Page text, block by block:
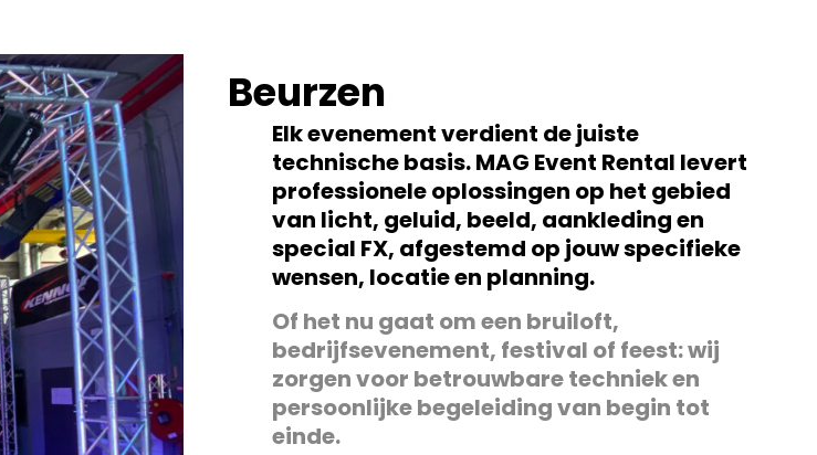
Beurzen
Elk evenement verdient de juiste
technische basis. MAG Event Rental levert
professionele oplossingen op het gebied
van licht, geluid, beeld, aankleding en
special FX, afgestemd op jouw specifieke
wensen, locatie en planning.
Of het nu gaat om een bruiloft,
bedrijfsevenement, festival of feest: wij
zorgen voor betrouwbare techniek en
persoonlijke begeleiding van begin tot
einde.